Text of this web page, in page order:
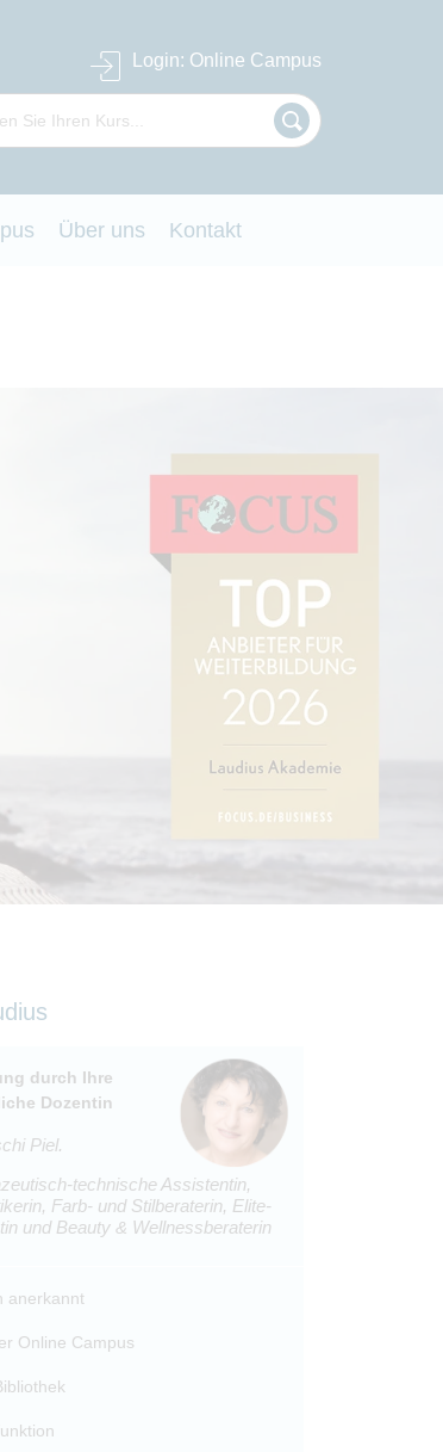
Login: Online Campus
Über uns Kontakt
durch Ihre
Dozentin
Piel.
technische Assistentin,
Farb- und Stilberaterin, Elite-
und Beauty & Wellnessberaterin
anerkannt
Online Campus